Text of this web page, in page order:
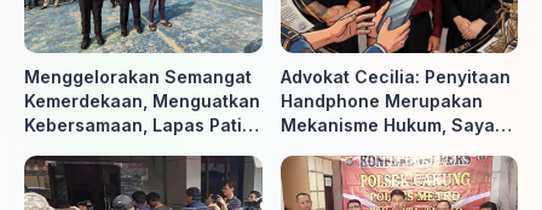
Menggelorakan Semangat
Kemerdekaan, Menguatkan
Kebersamaan, Lapas Pati
ke-81 RI, Warga Binaan
Antusias Ikuti Berbagai
Advokat Cecilia: Penyitaan
Handphone Merupakan
Mekanisme Hukum, Saya
Diminta Penyidik dan Tidak
perlu takut